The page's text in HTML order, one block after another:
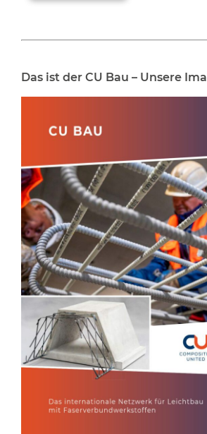
Das ist der CU Bau – Unsere